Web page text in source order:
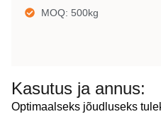
MOQ: 500kg
Kasutus ja annus:
Optimaalseks jõudluseks